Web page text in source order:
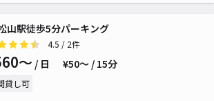
山駅徒歩5分パーキング
4.5 / 2件
〜 / 日 ¥50〜 / 15分
貸し可